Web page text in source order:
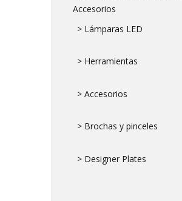
Accesorios
> Lámparas LED
> Herramientas
> Accesorios
> Brochas y pinceles
> Designer Plates